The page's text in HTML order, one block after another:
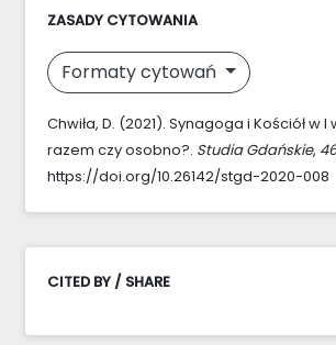
ZASADY CYTOWANIA
Formaty cytowań
Chwiła, D. (2021). Synagoga i Kościół w I
razem czy osobno?. Studia Gdańskie, 46
https://doi.org/10.26142/stgd-2020-008
CITED BY / SHARE